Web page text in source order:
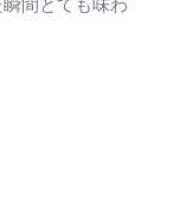
間とても味わ